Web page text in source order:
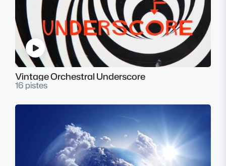
Vintage Orchestral Underscore
16 pistes